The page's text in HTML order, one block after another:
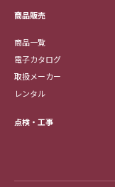
商品販売
商品一覧
電子カタログ
取扱メーカー
レンタル
点検・工事